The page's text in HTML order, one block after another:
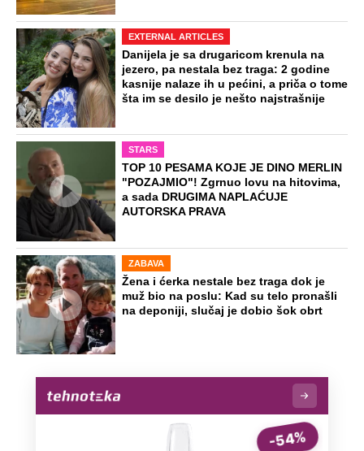
EXTERNAL ARTICLES
Danijela je sa drugaricom krenula na
jezero, pa nestala bez traga: 2 godine
kasnije nalaze ih u pećini, a priča o tome
šta im se desilo je nešto najstrašnije
STARS
TOP 10 PESAMA KOJE JE DINO MERLIN
"POZAJMIO"! Zgrnuo lovu na hitovima,
a sada DRUGIMA NAPLAĆUJE
AUTORSKA PRAVA
ZABAVA
Žena i ćerka nestale bez traga dok je
muž bio na poslu: Kad su telo pronašli
na deponiji, slučaj je dobio šok obrt